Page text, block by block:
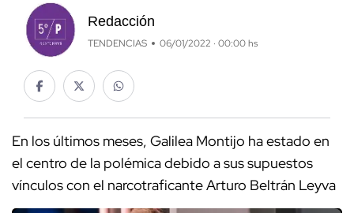
Redacción
TENDENCIAS 06/01/2022 · 00:00 hs
En los últimos meses, Galilea Montijo ha estado en
el centro de la polémica debido a sus supuestos
vínculos con el narcotraficante Arturo Beltrán Leyva